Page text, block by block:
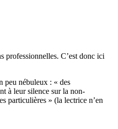
professionnelles. C’est donc ici
peu nébuleux : « des
à leur silence sur la non-
particulières » (la lectrice n’en